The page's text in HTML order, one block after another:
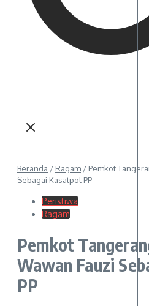
Beranda / Ragam / Pemkot
Sebagai Kasatpol PP
Peristiwa
Ragam
Pemkot
Wawan Fauzi
PP